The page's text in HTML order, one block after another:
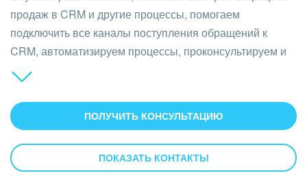
продаж в CRM и другие процессы, помогаем
подключить все каналы поступления обращений к
CRM, автоматизируем процессы, проконсультируем и
поможем выбрать и приобрести подходящий тариф.
ПОЛУЧИТЬ КОНСУЛЬТАЦИЮ
ПОКАЗАТЬ КОНТАКТЫ